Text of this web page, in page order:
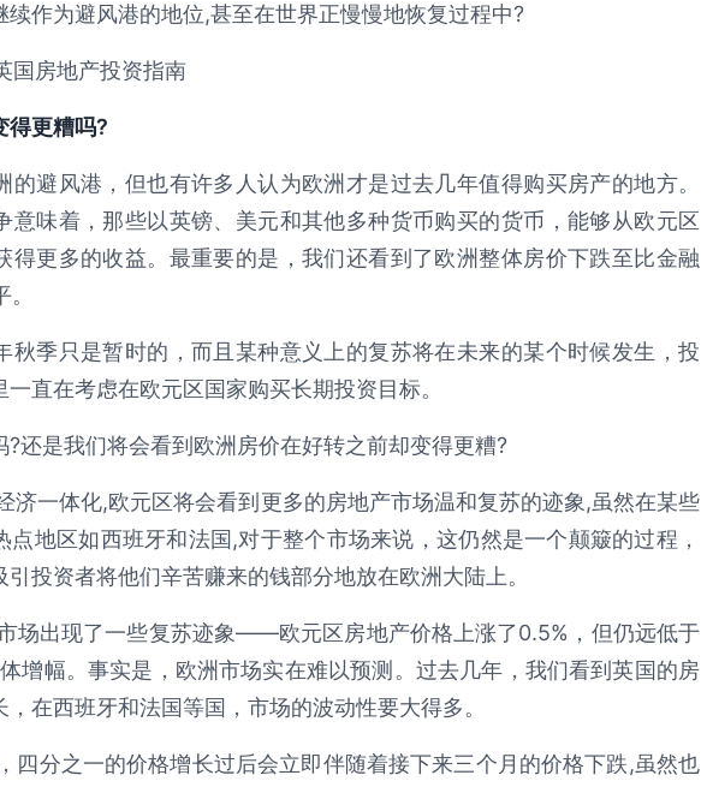
续作为避风港的地位,甚至在世界正慢慢地恢复过程中?
得更糟吗?
的避风港，但也有许多人认为欧洲才是过去几年值得购买房产的地方。
意味着，那些以英镑、美元和其他多种货币购买的货币，能够从欧元区
得更多的收益。最重要的是，我们还看到了欧洲整体房价下跌至比金融
秋季只是暂时的，而且某种意义上的复苏将在未来的某个时候发生，投
直在考虑在欧元区国家购买长期投资目标。
?还是我们将会看到欧洲房价在好转之前却变得更糟?
济一体化,欧元区将会看到更多的房地产市场温和复苏的迹象,虽然在某些
点地区如西班牙和法国,对于整个市场来说，这仍然是一个颠簸的过程，
投资者将他们辛苦赚来的钱部分地放在欧洲大陆上。
场出现了一些复苏迹象——欧元区房地产价格上涨了0.5%，但仍远低于
增幅。事实是，欧洲市场实在难以预测。过去几年，我们看到英国的房
在西班牙和法国等国，市场的波动性要大得多。
四分之一的价格增长过后会立即伴随着接下来三个月的价格下跌,虽然也